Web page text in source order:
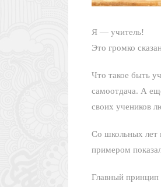
Я — учитель!
Это громко
Что такое быть
самоотдача. А
своих учеников
Со школьных лет
примером
Главный принцип